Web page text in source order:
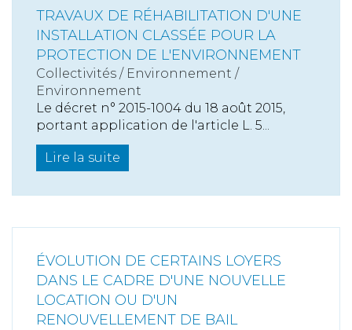
TRAVAUX DE RÉHABILITATION D'UNE
INSTALLATION CLASSÉE POUR LA
PROTECTION DE L'ENVIRONNEMENT
Collectivités / Environnement /
Environnement
Le décret n° 2015-1004 du 18 août 2015,
portant application de l'article L. 5...
Lire la suite
ÉVOLUTION DE CERTAINS LOYERS
DANS LE CADRE D'UNE NOUVELLE
LOCATION OU D'UN
RENOUVELLEMENT DE BAIL